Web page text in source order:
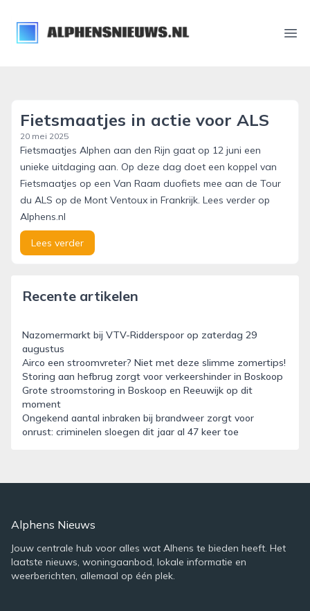
alphensnieuws.nl
Fietsmaatjes in actie voor ALS
20 mei 2025
Fietsmaatjes Alphen aan den Rijn gaat op 12 juni een
unieke uitdaging aan. Op deze dag doet een koppel van
Fietsmaatjes op een Van Raam duofiets mee aan de Tour
du ALS op de Mont Ventoux in Frankrijk. Lees verder op
Alphens.nl
Lees verder
Recente artikelen
Nazomermarkt bij VTV-Ridderspoor op zaterdag 29
augustus
Airco een stroomvreter? Niet met deze slimme zomertips!
Storing aan hefbrug zorgt voor verkeershinder in Boskoop
Grote stroomstoring in Boskoop en Reeuwijk op dit
moment
Ongekend aantal inbraken bij brandweer zorgt voor
onrust: criminelen sloegen dit jaar al 47 keer toe
Alphens Nieuws
Jouw centrale hub voor alles wat Alhens te bieden heeft. Het
laatste nieuws, woningaanbod, lokale informatie en
weerberichten, allemaal op één plek.